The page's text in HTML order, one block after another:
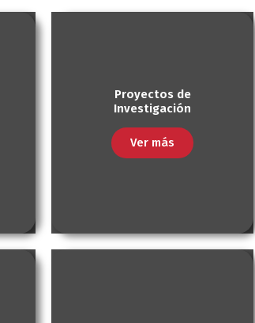
Proyectos de
Investigación
Ver más